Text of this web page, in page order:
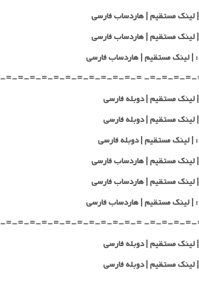
-=-=-=-=-=-=-=-=-=-=- =-=-=-=-=-
-=-=-=-=-=-=-=-=-=-=- =-=-=-=-=-